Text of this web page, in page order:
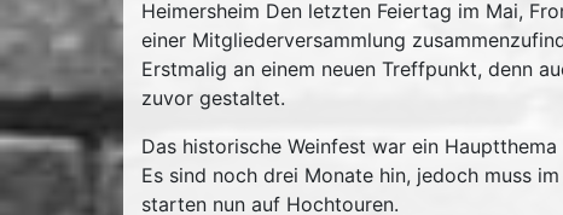
Heimersheim Den letzten Feiertag im Mai,
einer Mitgliederversammlung
Erstmalig an einem neuen Treffpunkt, denn
zuvor gestaltet.
Das historische Weinfest war ein
Es sind noch drei Monate hin, jedoch muss
starten nun auf Hochtouren.